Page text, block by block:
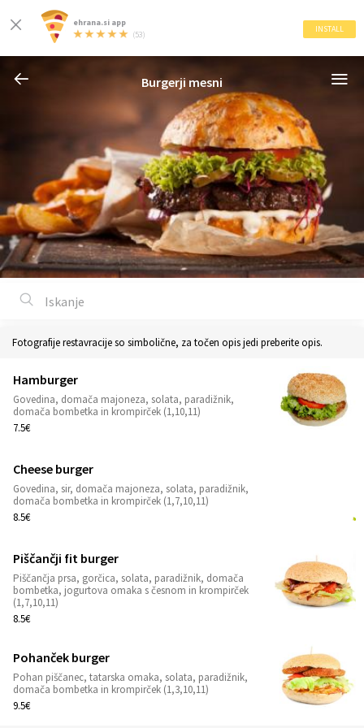
ehrana.si app
(53)
INSTALL
Burgerji mesni
Fotografije restavracije so simbolične, za točen opis jedi preberite opis.
Hamburger
Govedina, domača majoneza, solata, paradižnik,
domača bombetka in krompirček (1,10,11)
7.5€
Cheese burger
Govedina, sir, domača majoneza, solata, paradižnik,
domača bombetka in krompirček (1,7,10,11)
8.5€
Piščančji fit burger
Piščančja prsa, gorčica, solata, paradižnik, domača
bombetka, jogurtova omaka s česnom in krompirček
(1,7,10,11)
8.5€
Pohanček burger
Pohan piščanec, tatarska omaka, solata, paradižnik,
domača bombetka in krompirček (1,3,10,11)
9.5€